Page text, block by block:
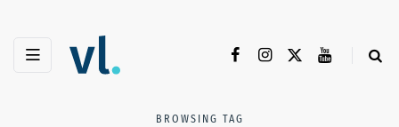
BROWSING TAG